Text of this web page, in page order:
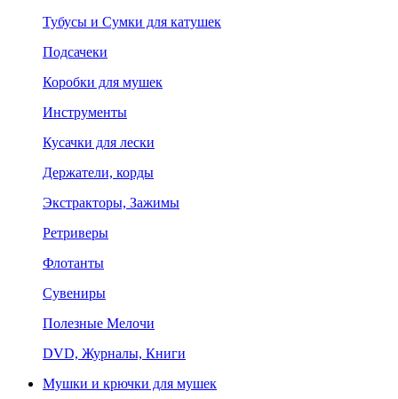
Тубусы и Сумки для катушек
Подсачеки
Коробки для мушек
Инструменты
Кусачки для лески
Держатели, корды
Экстракторы, Зажимы
Ретриверы
Флотанты
Сувениры
Полезные Мелочи
DVD, Журналы, Книги
Мушки и крючки для мушек